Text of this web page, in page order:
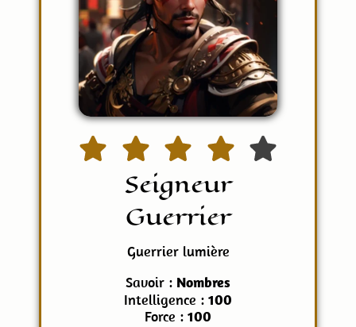
Seigneur
Guerrier
Guerrier lumière
Savoir : Nombres
Intelligence : 100
Force : 100